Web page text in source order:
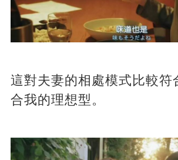
這對夫妻的相處模式比較符
合我的理想型。